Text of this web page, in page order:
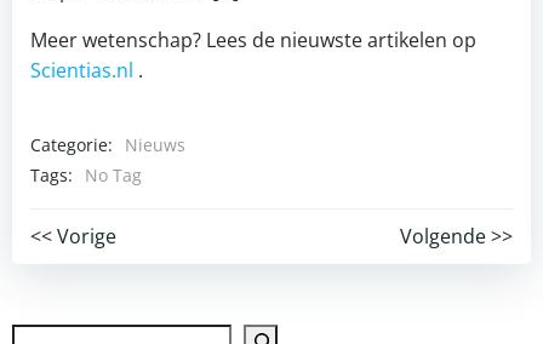
Meer wetenschap? Lees de nieuwste artikelen op
Scientias.nl .
Categorie:
Nieuws
Tags:
No Tag
Post
navigation
<< Vorige
Post
navigation
Volgende >>